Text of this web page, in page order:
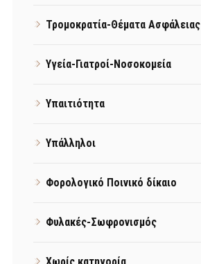
Τρομοκρατία-Θέματα Ασφάλειας
Υγεία-Γιατροί-Νοσοκομεία
Υπαιτιότητα
Υπάλληλοι
Φορολογικό Ποινικό δίκαιο
Φυλακές-Σωφρονισμός